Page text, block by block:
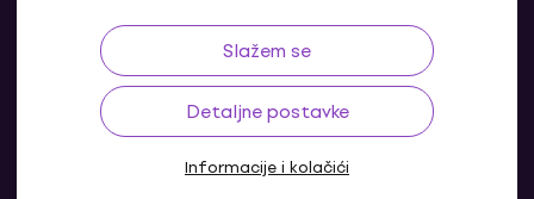
Slažem se
Detaljne postavke
Informacije i kolačići
BA